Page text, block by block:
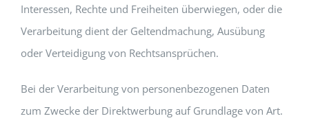
Interessen, Rechte und Freiheiten überwiegen, oder die
Verarbeitung dient der Geltendmachung, Ausübung
oder Verteidigung von Rechtsansprüchen.
Bei der Verarbeitung von personenbezogenen Daten
zum Zwecke der Direktwerbung auf Grundlage von Art.